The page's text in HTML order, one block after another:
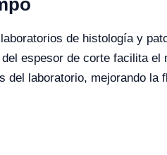
de histología y
espesor de corte facilita
del laboratorio, mejorando la